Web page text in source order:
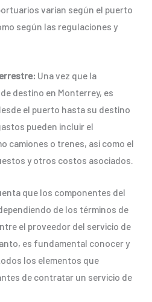
varían según el puerto
según las regulaciones y
Una vez que la
destino en Monterrey, es
el puerto hasta su destino
pueden incluir el
camiones o trenes, así como el
y otros costos asociados.
que los componentes del
de los términos de
el proveedor del servicio de
es fundamental conocer y
los elementos que
de contratar un servicio de